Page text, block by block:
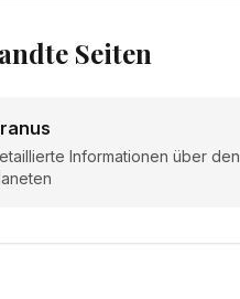
Seiten
Informationen über den